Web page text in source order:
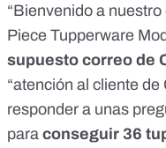
“Bienvenido a
Piece Tupperware
supuesto correo de
“atención al cliente de
responder a unas
para conseguir 36